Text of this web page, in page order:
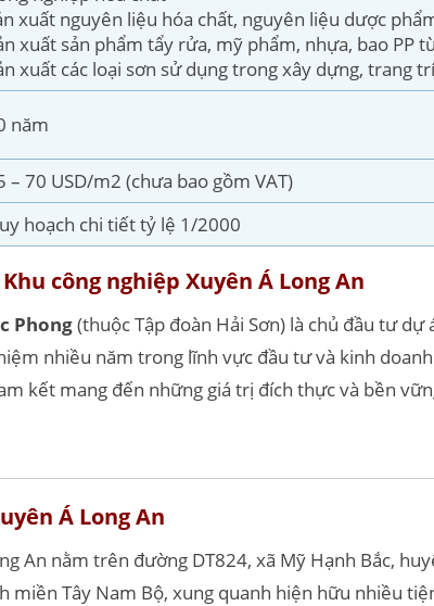
xuất nguyên liệu hóa chất, nguyên liệu dược
xuất sản phẩm tẩy rửa, mỹ phẩm, nhựa, bao PP
xuất các loại sơn sử dụng trong xây dựng, trang
năm
– 70 USD/m2 (chưa bao gồm VAT)
hoạch chi tiết tỷ lệ 1/2000
công nghiệp Xuyên Á Long An
Phong(thuộc Tập đoàn Hải Sơn) là chủ đầu tư
nhiều năm trong lĩnh vực đầu tư và kinh
kết mang đến những giá trị đích thực và bền
Á Long An
An nằm trên đường DT824, xã Mỹ Hạnh Bắc,
miền Tây Nam Bộ, xung quanh hiện hữu nhiều